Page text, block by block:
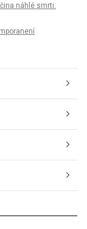
náhlé smrti: